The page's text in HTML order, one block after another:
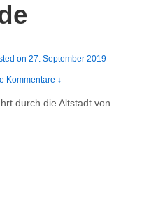
on27. September 2019
Kommentare ↓
durch die Altstadt von